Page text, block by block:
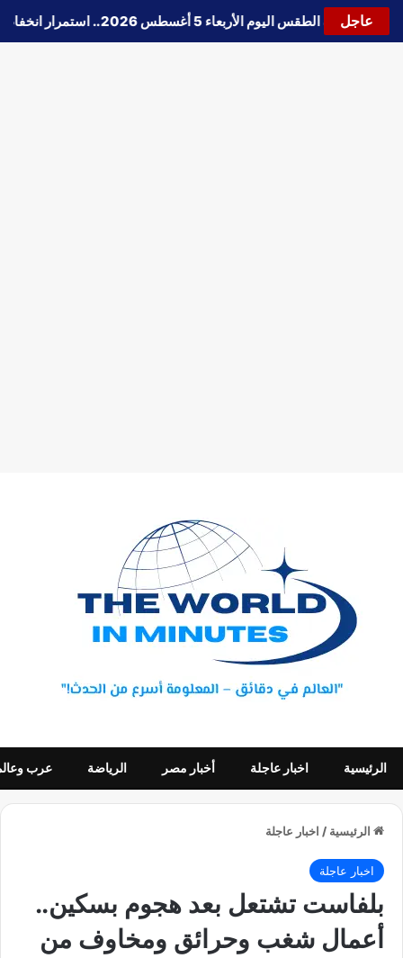
عاجل 🔵حالة الطقس اليوم الأربعاء 5 أغسطس 2026.. استمرار انخفاض الحرارة وتحذيرات من الشبورة واضطراب الملاحة
الرئيسية اخبار عاجلة أخبار مصر الرياضة عرب
الرئيسية / اخبار عاجلة
اخبار عاجلة
بلفاست تشتعل بعد هجوم بسكين..
أعمال شغب وحرائق ومخاوف من